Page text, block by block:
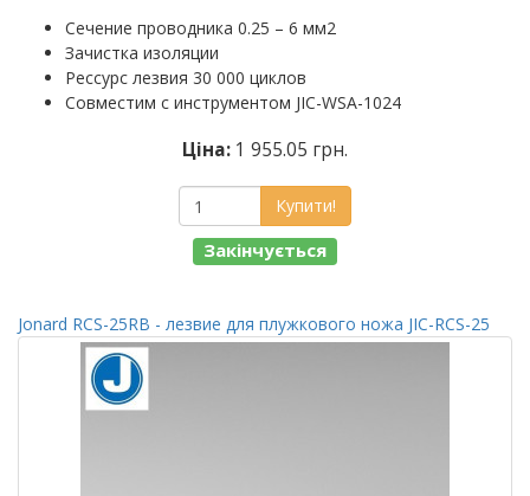
Сечение проводника 0.25 – 6 мм2
Зачистка изоляции
Рессурс лезвия 30 000 циклов
Совместим с инструментом JIC-WSA-1024
Ціна: 1 955.05 грн.
Купити!
Закінчується
Jonard RCS-25RB - лезвие для плужкового ножа JIC-RCS-25